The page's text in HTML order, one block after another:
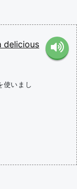
delicious
使いまし